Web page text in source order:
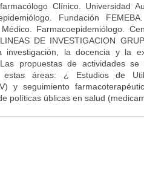
Clínico. Universidad
Fundación FEMEBA.
Farmacoepidemiólogo.
DE INVESTIGACION
investigación, la docencia y la
propuestas de actividades se
áreas: ¿ Estudios de
y seguimiento
políticas úblicas en salud